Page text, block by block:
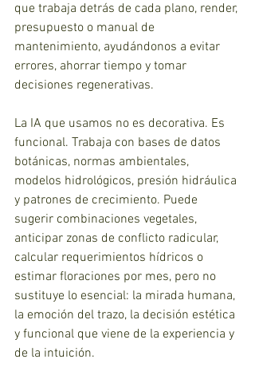
que trabaja detrás de cada plano, render,
presupuesto o manual de
mantenimiento, ayudándonos a evitar
errores, ahorrar tiempo y tomar
decisiones regenerativas.
La IA que usamos no es decorativa. Es
funcional. Trabaja con bases de datos
botánicas, normas ambientales,
modelos hidrológicos, presión hidráulica
y patrones de crecimiento. Puede
sugerir combinaciones vegetales,
anticipar zonas de conflicto radicular,
calcular requerimientos hídricos o
estimar floraciones por mes, pero no
sustituye lo esencial: la mirada humana,
la emoción del trazo, la decisión estética
y funcional que viene de la experiencia y
de la intuición.